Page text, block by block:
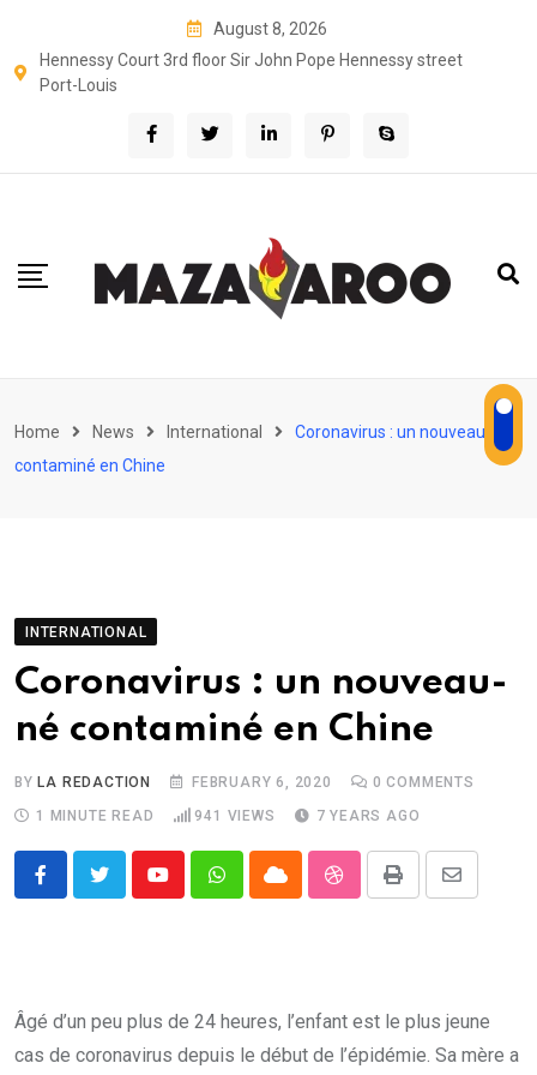
content
August 8, 2026
Hennessy Court 3rd floor Sir John Pope Hennessy street
Port-Louis
Home News International
Coronavirus : un nouveau-né
contaminé en Chine
INTERNATIONAL
Coronavirus : un nouveau-
né contaminé en Chine
BYLA REDACTION FEBRUARY 6, 2020 0 COMMENTS
1 MINUTE READ
941 VIEWS 7 YEARS AGO
YoutubeWhatsappCloud StumbleUpon
Print
Share
Âgé d’un peu plus de 24 heures, l’enfant est le plus jeune
cas de coronavirus depuis le début de l’épidémie. Sa mère a